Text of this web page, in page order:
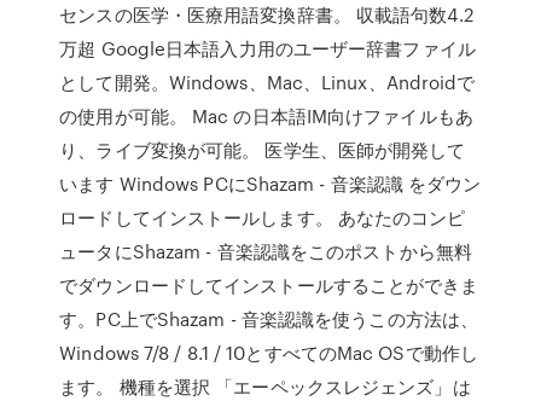
センスの医学・医療用語変換辞書。 収載語句数4.2
万超 Google日本語入力用のユーザー辞書ファイル
として開発。Windows、Mac、Linux、Androidで
の使用が可能。 Mac の日本語IM向けファイルもあ
り、ライブ変換が可能。 医学生、医師が開発して
います Windows PCにShazam - 音楽認識 をダウン
ロードしてインストールします。 あなたのコンピ
ュータにShazam - 音楽認識をこのポストから無料
でダウンロードしてインストールすることができま
す。PC上でShazam - 音楽認識を使うこの方法は、
Windows 7/8 / 8.1 / 10とすべてのMac OSで動作し
ます。 機種を選択 「エーペックスレジェンズ」は